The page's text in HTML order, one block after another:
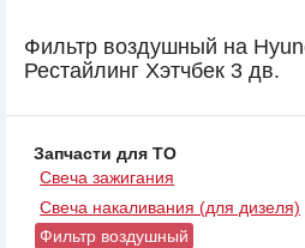
Фильтр воздушный на
Рестайлинг Хэтчбек 3 дв.
Запчасти для ТО
Свеча зажигания
Свеча накаливания (для дизеля)
Фильтр воздушный